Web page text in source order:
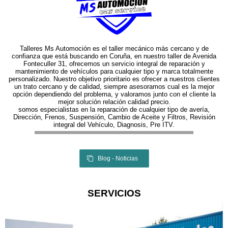
Talleres Ms Automoción es el taller mecánico más cercano y de
confianza que está buscando en Coruña, en nuestro taller de Avenida
Fonteculler 31, ofrecemos un servicio integral de reparación y
mantenimiento de vehículos para cualquier tipo y marca totalmente
personalizado. Nuestro objetivo prioritario es ofrecer a nuestros clientes
un trato cercano y de calidad, siempre asesoramos cual es la mejor
opción dependiendo del problema, y valoramos junto con el cliente la
mejor solución relación calidad precio.
somos especialistas en la reparación de cualquier tipo de avería,
Dirección, Frenos, Suspensión, Cambio de Aceite y Filtros, Revisión
integral del Vehículo, Diagnosis, Pre ITV.
Blog - Noticias
SERVICIOS